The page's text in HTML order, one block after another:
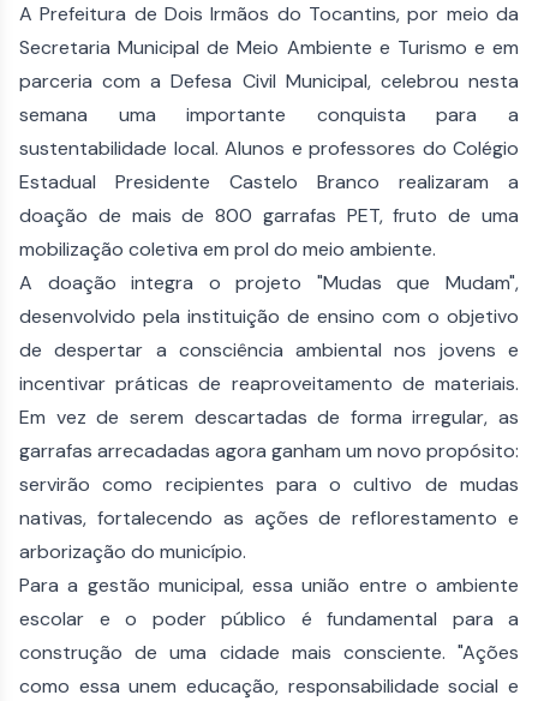
A Prefeitura de Dois Irmãos do Tocantins, por meio da
Secretaria Municipal de Meio Ambiente e Turismo e em
parceria com a Defesa Civil Municipal, celebrou nesta
semana uma importante conquista para a
sustentabilidade local. Alunos e professores do Colégio
Estadual Presidente Castelo Branco realizaram a
doação de mais de 800 garrafas PET, fruto de uma
mobilização coletiva em prol do meio ambiente.
A doação integra o projeto "Mudas que Mudam",
desenvolvido pela instituição de ensino com o objetivo
de despertar a consciência ambiental nos jovens e
incentivar práticas de reaproveitamento de materiais.
Em vez de serem descartadas de forma irregular, as
garrafas arrecadadas agora ganham um novo propósito:
servirão como recipientes para o cultivo de mudas
nativas, fortalecendo as ações de reflorestamento e
arborização do município.
Para a gestão municipal, essa união entre o ambiente
escolar e o poder público é fundamental para a
construção de uma cidade mais consciente. "Ações
como essa unem educação, responsabilidade social e